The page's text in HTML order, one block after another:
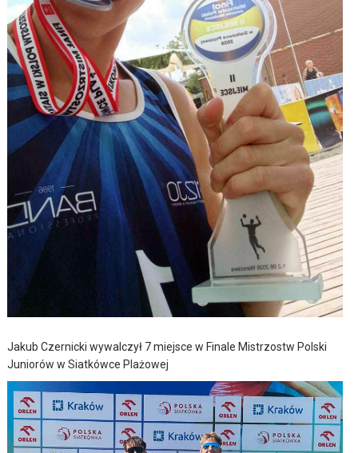
Jakub Czernicki wywalczył 7 miejsce w Finale Mistrzostw Polski
Juniorów w Siatkówce Plażowej